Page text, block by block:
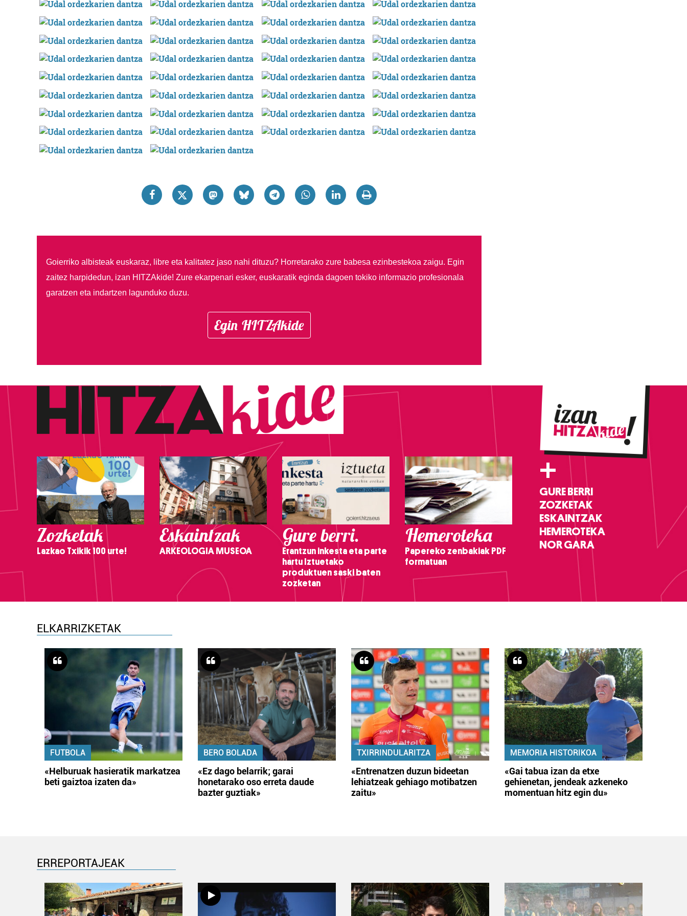
Goierriko albisteak euskaraz, libre eta kalitatez jaso nahi dituzu? Horretarako zure babesa ezinbestekoa zaigu. Egin
zaitez harpidedun, izan HITZAkide! Zure ekarpenari esker, euskaratik eginda dagoen tokiko informazio profesionala
garatzen eta indartzen lagunduko duzu.
Egin HITZAkide
Zozketak
Lazkao Txikik 100 urte!
Eskaintzak
ARKEOLOGIA MUSEOA
Gure berri.
Erantzun inkesta eta parte
hartu Iztuetako
produktuen saski baten
zozketan
Hemeroteka
Papereko zenbakiak PDF
formatuan
+
GURE BERRI
ZOZKETAK
ESKAINTZAK
HEMEROTEKA
NOR GARA
ELKARRIZKETAK
FUTBOLA
«Helburuak hasieratik markatzea
beti gaiztoa izaten da»
BERO BOLADA
«Ez dago belarrik; garai
honetarako oso erreta daude
bazter guztiak»
TXIRRINDULARITZA
«Entrenatzen duzun bideetan
lehiatzeak gehiago motibatzen
zaitu»
MEMORIA HISTORIKOA
«Gai tabua izan da etxe
gehienetan, jendeak azkeneko
momentuan hitz egin du»
ERREPORTAJEAK